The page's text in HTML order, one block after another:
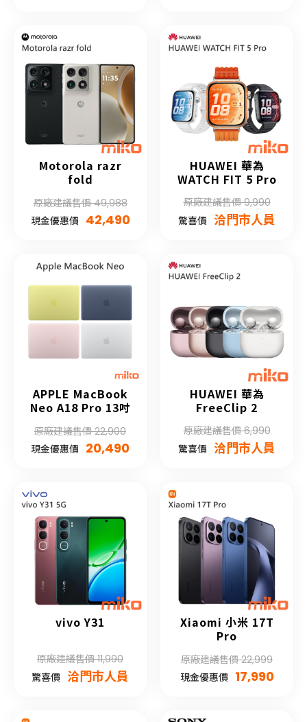
Motorola razr
fold
原廠建議售價 49,988
現金優惠價 42,490
HUAWEI 華為
WATCH FIT 5 Pro
原廠建議售價 9,990
驚喜價 洽門市人員
APPLE MacBook
Neo A18 Pro 13吋
原廠建議售價 22,900
現金優惠價 20,490
HUAWEI 華為
FreeClip 2
原廠建議售價 6,990
驚喜價 洽門市人員
vivo Y31
原廠建議售價 11,990
驚喜價 洽門市人員
Xiaomi 小米 17T
Pro
原廠建議售價 22,999
現金優惠價 17,990